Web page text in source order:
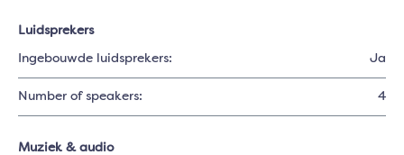
Luidsprekers
Ingebouwde luidsprekers: Ja
Number of speakers: 4
Muziek & audio